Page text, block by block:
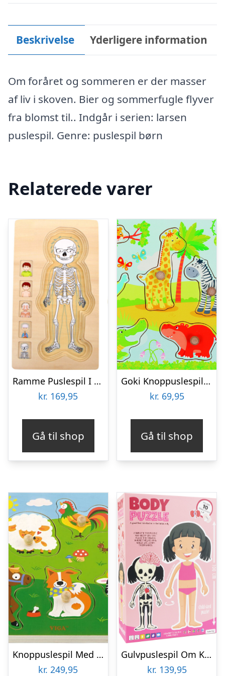
Beskrivelse Yderligere information
Om foråret og sommeren er der masser
af liv i skoven. Bier og sommerfugle flyver
fra blomst til.. Indgår i serien: larsen
puslespil. Genre: puslespil børn
Relaterede varer
Ramme Puslespil I Træ – Anatomi – Dreng – Small Foot
kr. 169,95
Gå til shop
Goki Knoppuslespil – Afrikanske Dyreunger – Træ – 8 Brikker
kr. 69,95
Gå til shop
Knoppuslespil Med Lyd – Bondegårdsdyr – Træ – Viga
kr. 249,95
Gulvpuslespil Om Kroppen – Pige
kr. 139,95